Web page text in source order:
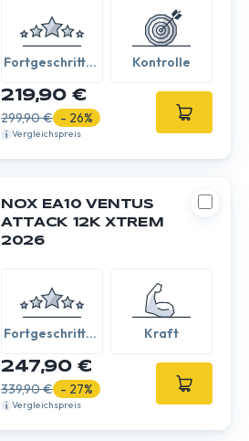
Fortgeschritten
Kontrolle
219,90 €
299,90 € - 26%
Vergleichspreis
NOX EA10 VENTUS
ATTACK 12K XTREM
2026
Fortgeschritten
Kraft
247,90 €
339,90 € - 27%
Vergleichspreis